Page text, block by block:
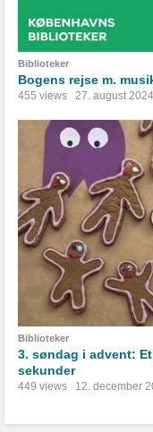
Biblioteker
Bogens rejse m.
455 views 27. august 2024
Biblioteker
3. søndag i advent:
sekunder
449 views 12. december